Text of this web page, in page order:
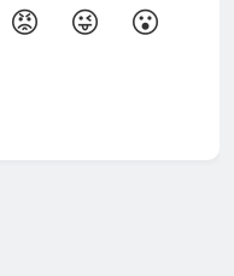
😡 😜 😮